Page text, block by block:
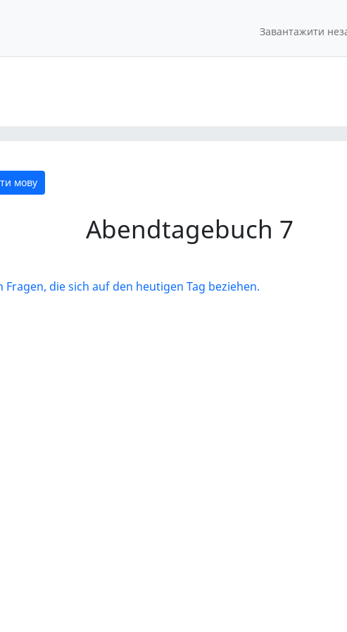
Завантажити
мову
Abendtagebuch 7
die sich auf den heutigen Tag beziehen.